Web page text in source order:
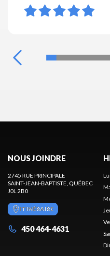
NOUS JOINDRE
2745 RUE PRINCIPALE
SAINT-JEAN-BAPTISTE , QUÉBEC
J0L 2B0
ITINÉRAIRE
450 464-4631